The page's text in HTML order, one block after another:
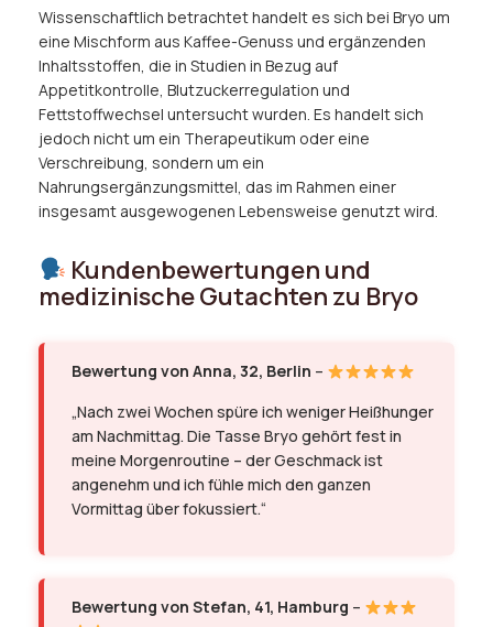
Wissenschaftlich betrachtet handelt es sich bei Bryo um
eine Mischform aus Kaffee-Genuss und ergänzenden
Inhaltsstoffen, die in Studien in Bezug auf
Appetitkontrolle, Blutzuckerregulation und
Fettstoffwechsel untersucht wurden. Es handelt sich
jedoch nicht um ein Therapeutikum oder eine
Verschreibung, sondern um ein
Nahrungsergänzungsmittel, das im Rahmen einer
insgesamt ausgewogenen Lebensweise genutzt wird.
Kundenbewertungen und
medizinische Gutachten zu Bryo
Bewertung von Anna, 32, Berlin –
„Nach zwei Wochen spüre ich weniger Heißhunger
am Nachmittag. Die Tasse Bryo gehört fest in
meine Morgenroutine – der Geschmack ist
angenehm und ich fühle mich den ganzen
Vormittag über fokussiert.“
Bewertung von Stefan, 41, Hamburg –